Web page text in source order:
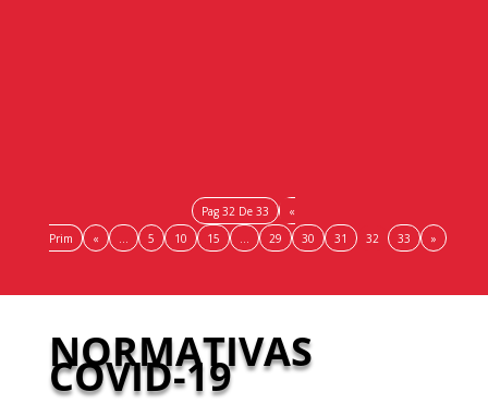
Pag 32 De 33
«
Prim
« ... 5 10 15 ... 29 30 31 32 33 »
NORMATIVAS
COVID-19